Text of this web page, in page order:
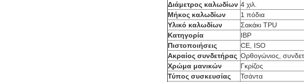
Διάμετρος καλωδίων 4 χιλ.
Μήκος καλωδίων
1 πόδια
Υλικό καλωδίων
Σακάκι TPU
Κατηγορία
IBP
Πιστοποιήσεις
CE, ISO
Ακραίος συνδετήρας Ορθογώνιος,
Χρώμα μανικών
Γκρίζος
Τύπος συσκευσίας
Τσάντα